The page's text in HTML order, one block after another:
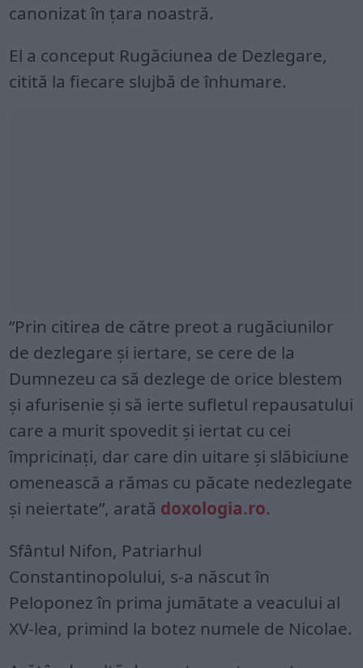
canonizat în țara noastră.
El a conceput Rugăciunea de Dezlegare,
citită la fiecare slujbă de înhumare.
”Prin citirea de către preot a rugăciunilor
de dezlegare și iertare, se cere de la
Dumnezeu ca să dezlege de orice blestem
și afurisenie și să ierte sufletul repausatului
care a murit spovedit și iertat cu cei
împricinați, dar care din uitare și slăbiciune
omenească a rămas cu păcate nedezlegate
și neiertate”, arată doxologia.ro.
Sfântul Nifon, Patriarhul
Constantinopolului, s-a născut în
Peloponez în prima jumătate a veacului al
XV-lea, primind la botez numele de Nicolae.